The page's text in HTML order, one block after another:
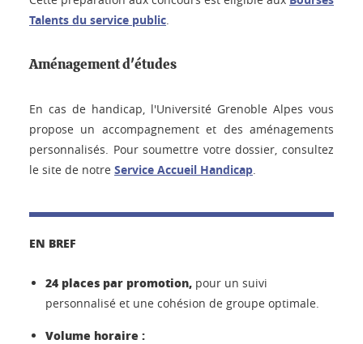
Talents du service public.
Aménagement d'études
En cas de handicap, l'Université Grenoble Alpes vous
propose un accompagnement et des aménagements
personnalisés. Pour soumettre votre dossier, consultez
le site de notre Service Accueil Handicap.
EN BREF
24 places par promotion, pour un suivi
personnalisé et une cohésion de groupe optimale.
Volume horaire :